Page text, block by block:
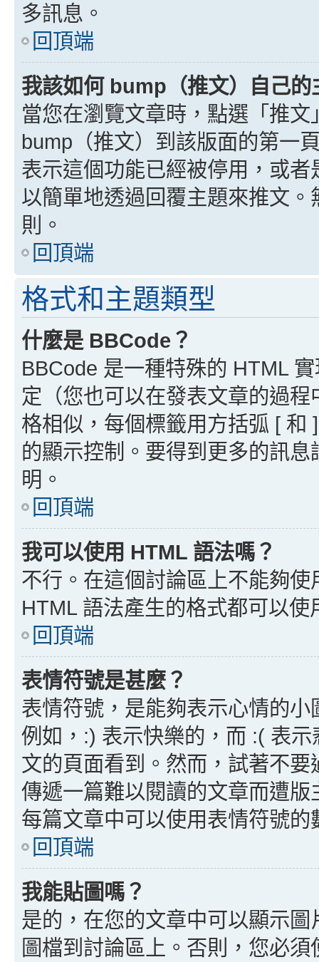
多訊息。
回頂端
我該如何 bump（推文）自己的
當您在瀏覽文章時，點選「推
bump（推文）到該版面的第一
表示這個功能已經被停用，或
以簡單地透過回覆主題來推文
則。
回頂端
格式和主題類型
什麼是 BBCode？
BBCode 是一種特殊的 HTML
定（您也可以在發表文章的過
格相似，每個標籤用方括弧 [ 和
的顯示控制。要得到更多的訊
明。
回頂端
我可以使用 HTML 語法嗎？
不行。在這個討論區上不能夠
HTML 語法產生的格式都可以
回頂端
表情符號是甚麼？
表情符號，是能夠表示心情的
例如，:) 表示快樂的，而 :( 表
文的頁面看到。然而，試著不
傳遞一篇難以閱讀的文章而遭
每篇文章中可以使用表情符號的
回頂端
我能貼圖嗎？
是的，在您的文章中可以顯示
圖檔到討論區上。否則，您必